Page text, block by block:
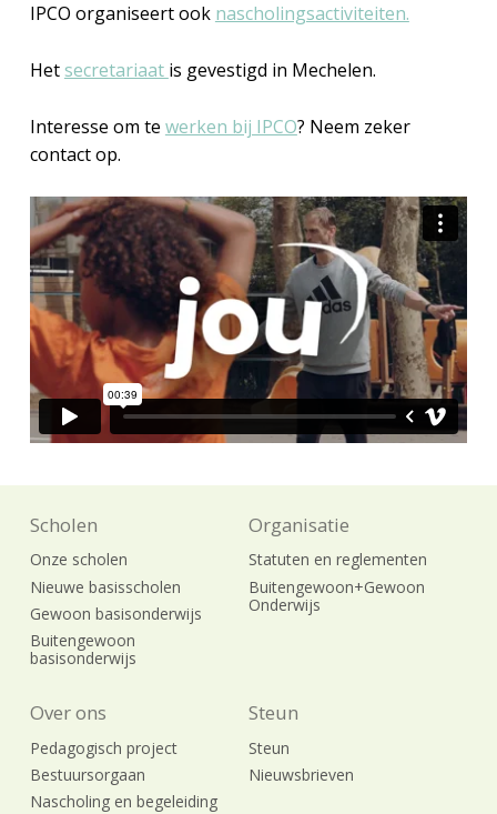
IPCO organiseert ook nascholingsactiviteiten.
Hetsecretariaat is gevestigd in Mechelen.
Interesse om te werken bij IPCO? Neem zeker
contact op.
Scholen
Onze scholen
Nieuwe basisscholen
Gewoon basisonderwijs
Buitengewoon
basisonderwijs
Organisatie
Statuten en reglementen
Buitengewoon+Gewoon
Onderwijs
Over ons
Pedagogisch project
Bestuursorgaan
Nascholing en begeleiding
Steun
Steun
Nieuwsbrieven